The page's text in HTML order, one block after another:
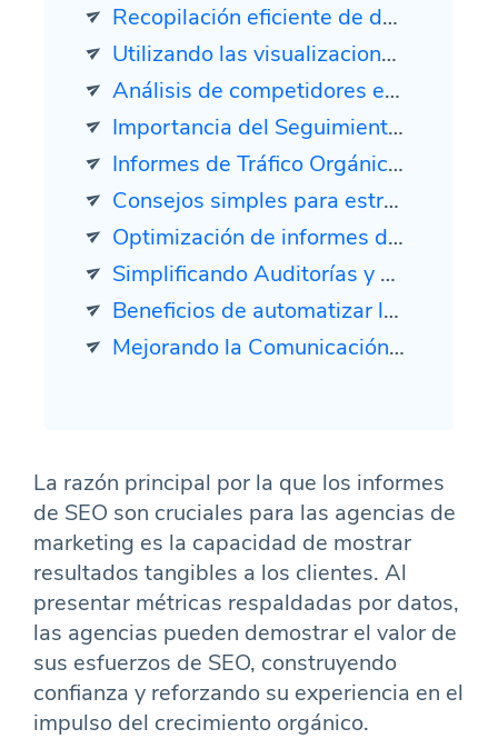
Recopilación eficiente de datos para informes de SEO
Utilizando las visualizaciones adecuadas en tus informes de SEO
Análisis de competidores en informes de SEO
Importancia del Seguimiento del Rendimiento de Palabras Clave
Informes de Tráfico Orgánico y Posicionamiento para Agencias de Marketing
Consejos simples para estrategias efectivas de backlinks y construcción de enlaces
Optimización de informes de SEO: métricas en la página y fuera de la página
Simplificando Auditorías y Recomendaciones de SEO Técnico
Beneficios de automatizar la entrega y programación de informes
Mejorando la Comunicación con el Cliente a través de Ideas Accionables
La razón principal por la que los informes
de SEO son cruciales para las agencias de
marketing es la capacidad de mostrar
resultados tangibles a los clientes. Al
presentar métricas respaldadas por datos,
las agencias pueden demostrar el valor de
sus esfuerzos de SEO, construyendo
confianza y reforzando su experiencia en el
impulso del crecimiento orgánico.